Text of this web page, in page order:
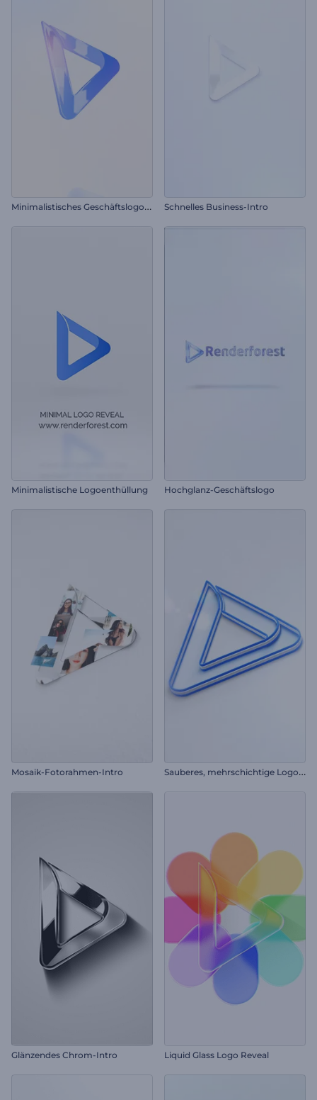
M
inimalistisches Geschäftslogo-Reveal Schnelles Business-Intro
Minimalistische Logoenthüllung Hochglanz-Geschäftslogo
Mosaik-Fotorahmen-Intro S
auberes, mehrschichtige Logo-Reveal
Glänzendes Chrom-Intro Liquid Glass Logo Reveal